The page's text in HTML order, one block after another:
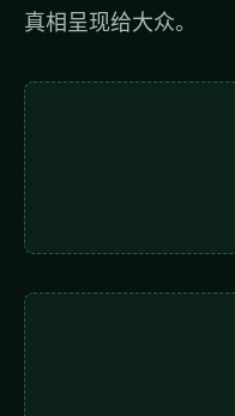
真相呈现给大众。